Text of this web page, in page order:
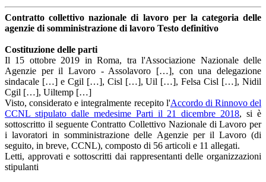
Contratto collettivo nazionale di lavoro per la categoria delle
agenzie di somministrazione di lavoro Testo definitivo
Costituzione delle parti
Il 15 ottobre 2019 in Roma, tra l'Associazione Nazionale delle
Agenzie per il Lavoro - Assolavoro […], con una delegazione
sindacale […] e Cgil […], Cisl […], Uil […], Felsa Cisl […], Nidil
Cgil […], Uiltemp […]
Visto, considerato e integralmente recepito l'Accordo di Rinnovo del
CCNL stipulato dalle medesime Parti il 21 dicembre 2018, si è
sottoscritto il seguente Contratto Collettivo Nazionale di Lavoro per
i lavoratori in somministrazione delle Agenzie per il Lavoro (di
seguito, in breve, CCNL), composto di 56 articoli e 11 allegati.
Letti, approvati e sottoscritti dai rappresentanti delle organizzazioni
stipulanti